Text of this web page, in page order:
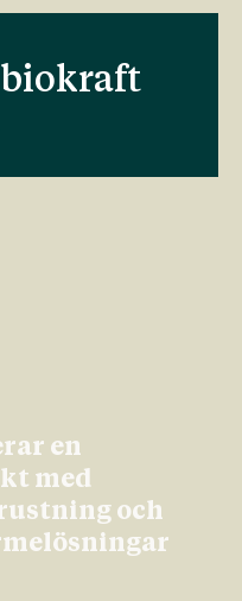
biokraft
en
med
och